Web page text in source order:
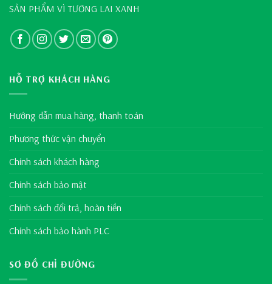
SẢN PHẨM VÌ TƯƠNG LAI XANH
HỖ TRỢ KHÁCH HÀNG
Hướng dẫn mua hàng, thanh toán
Phương thức vận chuyển
Chính sách khách hàng
Chính sách bảo mật
Chính sách đổi trả, hoàn tiền
Chính sách bảo hành PLC
SƠ ĐỒ CHỈ ĐƯỜNG